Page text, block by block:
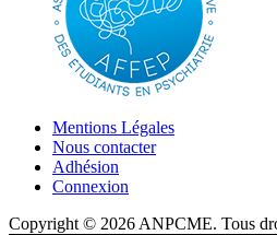
Mentions Légales
Nous contacter
Adhésion
Connexion
Copyright © 2026 ANPCME. Tous